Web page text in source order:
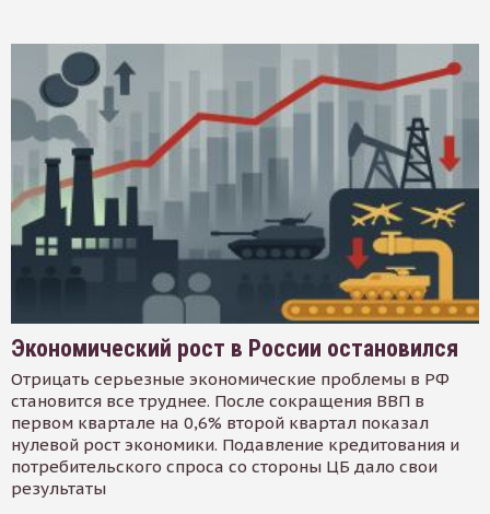
Экономический рост в России остановился
Отрицать серьезные экономические проблемы в РФ
становится все труднее. После сокращения ВВП в
первом квартале на 0,6% второй квартал показал
нулевой рост экономики. Подавление кредитования и
потребительского спроса со стороны ЦБ дало свои
результаты